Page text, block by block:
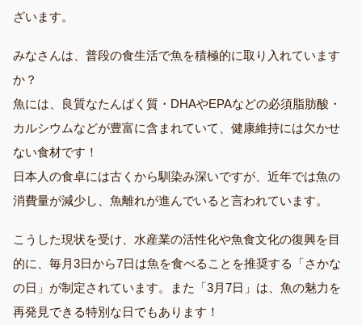
ざいます。
みなさんは、普段の食生活で魚を積極的に取り入れています
か？
魚には、良質なたんぱく質・DHAやEPAなどの必須脂肪酸・
カルシウムなどが豊富に含まれていて、健康維持には欠かせ
ない食材です！
日本人の食卓には古くから馴染み深いですが、近年では魚の
消費量が減少し、魚離れが進んでいると言われています。
こうした現状を受け、水産業の活性化や魚食文化の復興を目
的に、毎月3日から7日は魚を食べることを推奨する「さかな
の日」が制定されています。また「3月7日」は、魚の魅力を
再発見できる特別な日でもあります！